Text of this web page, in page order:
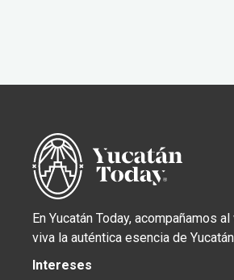
En Yucatán Today, acompañamos
viva la auténtica esencia de
Intereses